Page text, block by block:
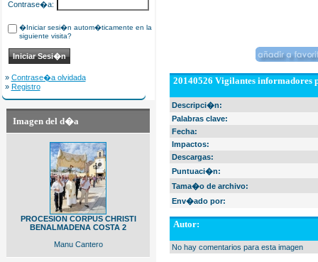
Contrase�a:
�Iniciar sesi�n autom�ticamente en la
siguiente visita?
» Contrase�a olvidada
» Registro
Imagen del d�a
PROCESION CORPUS CHRISTI
BENALMADENA COSTA 2
Manu Cantero
20140526 Vigilantes informadores
Descripci�n:
Palabras clave:
Fecha:
Impactos:
Descargas:
Puntuaci�n:
Tama�o de archivo:
Env�ado por:
Autor:
No hay comentarios para esta imagen